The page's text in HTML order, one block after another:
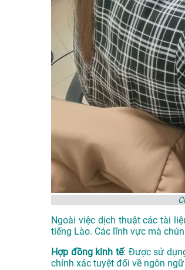
Ngoài việc dịch thuật các tài
tiếng Lào. Các lĩnh vực mà
Hợp đồng kinh tế: Được sử
chính xác tuyệt đối về ngôn